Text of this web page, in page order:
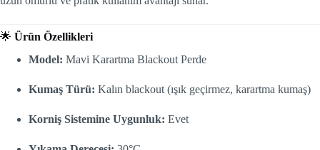
🌟 Ürün Özellikleri
Model: Mavi Karartma Blackout Perde
Kumaş Türü: Kalın blackout (ışık geçirmez, karartma kumaş)
Korniş Sistemine Uygunluk: Evet